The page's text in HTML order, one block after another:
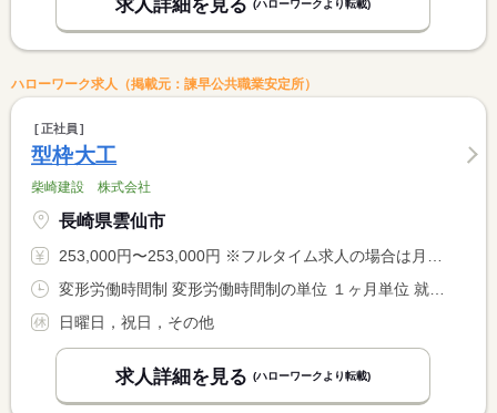
求人詳細を見る (ハローワークより転載)
ハローワーク求人（掲載元：諫早公共職業安定所）
正社員
型枠大工
柴崎建設 株式会社
長崎県雲仙市
253,000円〜253,000円 ※フルタイム求人の場合は月額（換算額）、パート求人の場合は時間額を表示しています。
日曜日，祝日，その他
求人詳細を見る (ハローワークより転載)